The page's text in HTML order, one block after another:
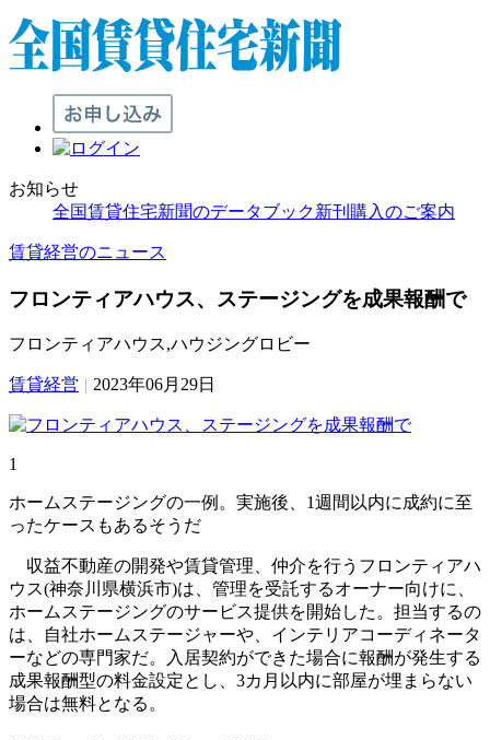
お知らせ
全国賃貸住宅新聞のデータブック新刊購入のご案内
賃貸経営のニュース
フロンティアハウス、ステージングを成果報酬で
フロンティアハウス,ハウジングロビー
賃貸経営 | 2023年06月29日
1
ホームステージングの一例。実施後、1週間以内に成約に至
ったケースもあるそうだ
収益不動産の開発や賃貸管理、仲介を行うフロンティアハ
ウス(神奈川県横浜市)は、管理を受託するオーナー向けに、
ホームステージングのサービス提供を開始した。担当するの
は、自社ホームステージャーや、インテリアコーディネータ
ーなどの専門家だ。入居契約ができた場合に報酬が発生する
成果報酬型の料金設定とし、3カ月以内に部屋が埋まらない
場合は無料となる。